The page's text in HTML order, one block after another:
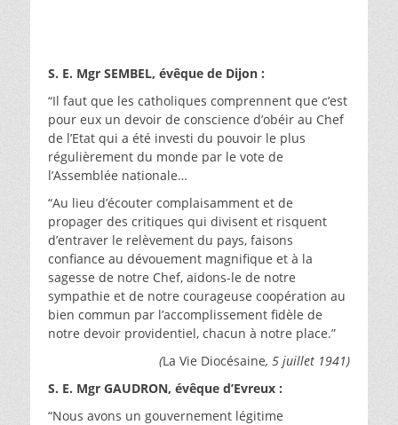
S. E. Mgr SEMBEL, évêque de Dijon :
“Il faut que les catholiques comprennent que c’est
pour eux un devoir de conscience d’obéir au Chef
de l’Etat qui a été investi du pouvoir le plus
régulièrement du monde par le vote de
l’Assemblée nationale…
“Au lieu d’écouter complaisamment et de
propager des critiques qui divisent et risquent
d’entraver le relèvement du pays, faisons
confiance au dévouement magnifique et à la
sagesse de notre Chef, aidons-le de notre
sympathie et de notre courageuse coopération au
bien commun par l’accomplissement fidèle de
notre devoir providentiel, chacun à notre place.”
(La Vie Diocésaine, 5 juillet 1941)
S. E. Mgr GAUDRON, évêque d’Evreux :
“Nous avons un gouvernement légitime